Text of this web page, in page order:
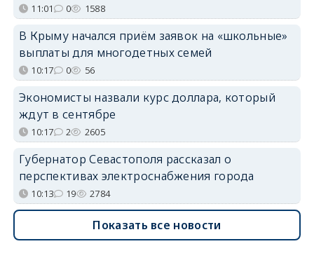
11:01 0 1588
В Крыму начался приём заявок на «школьные»
выплаты для многодетных семей
10:17 0 56
Экономисты назвали курс доллара, который
ждут в сентябре
10:17 2 2605
Губернатор Севастополя рассказал о
перспективах электроснабжения города
10:13 19 2784
Показать все новости